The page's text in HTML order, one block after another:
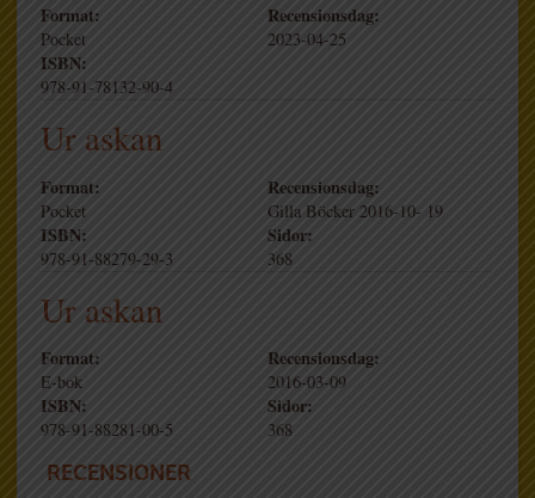
Format:
Pocket
Recensionsdag:
2023-04-25
ISBN:
978-91-78132-90-4
Ur askan
Format:
Pocket
Recensionsdag:
Gilla Böcker 2016-10- 19
ISBN:
978-91-88279-29-3
Sidor:
368
Ur askan
Format:
E-bok
Recensionsdag:
2016-03-09
ISBN:
978-91-88281-00-5
Sidor:
368
RECENSIONER